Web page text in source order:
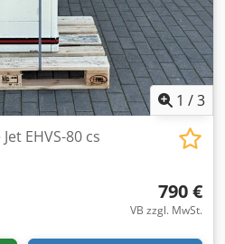
1 /3
EHVS-80 cs
790 €
VB zzgl. MwSt.